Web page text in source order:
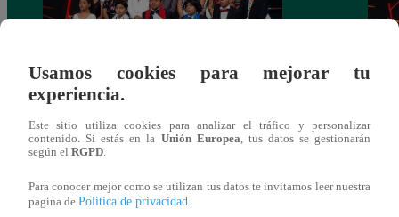
Ricardo Morán dio el pase a los conciertos
a los últimos cuatro clasificados
Usamos cookies para mejorar tu
experiencia.
Este sitio utiliza cookies para analizar el tráfico y personalizar
contenido. Si estás en la Unión Europea, tus datos se gestionarán
según el RGPD.
Para conocer mejor como se utilizan tus datos te invitamos leer nuestra
pagina de Política de privacidad.